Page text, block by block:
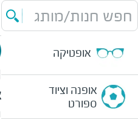
חפש חנות/מותג
אופטיקה
אופנה וציוד
ספורט